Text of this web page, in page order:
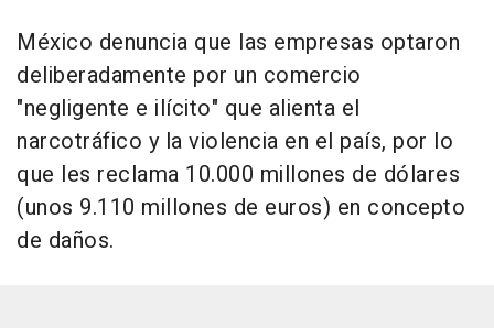
México denuncia que las empresas optaron
deliberadamente por un comercio
"negligente e ilícito" que alienta el
narcotráfico y la violencia en el país, por lo
que les reclama 10.000 millones de dólares
(unos 9.110 millones de euros) en concepto
de daños.